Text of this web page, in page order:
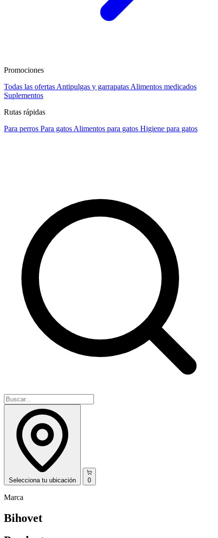
Promociones
Todas las ofertas Antipulgas y garrapatas Alimentos medicados
Suplementos
Rutas rápidas
Para perros Para gatos Alimentos para gatos Higiene para gatos
Selecciona tu ubicación 0
Marca
Bihovet